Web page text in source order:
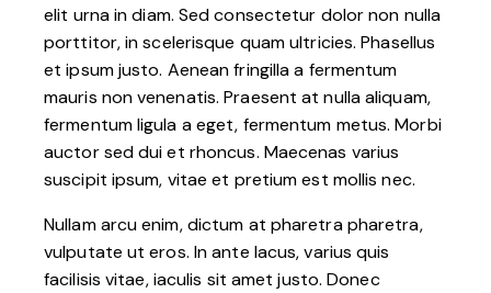
elit urna in diam. Sed consectetur dolor non nulla
porttitor, in scelerisque quam ultricies. Phasellus
et ipsum justo. Aenean fringilla a fermentum
mauris non venenatis. Praesent at nulla aliquam,
fermentum ligula a eget, fermentum metus. Morbi
auctor sed dui et rhoncus. Maecenas varius
suscipit ipsum, vitae et pretium est mollis nec.
Nullam arcu enim, dictum at pharetra pharetra,
vulputate ut eros. In ante lacus, varius quis
facilisis vitae, iaculis sit amet justo. Donec